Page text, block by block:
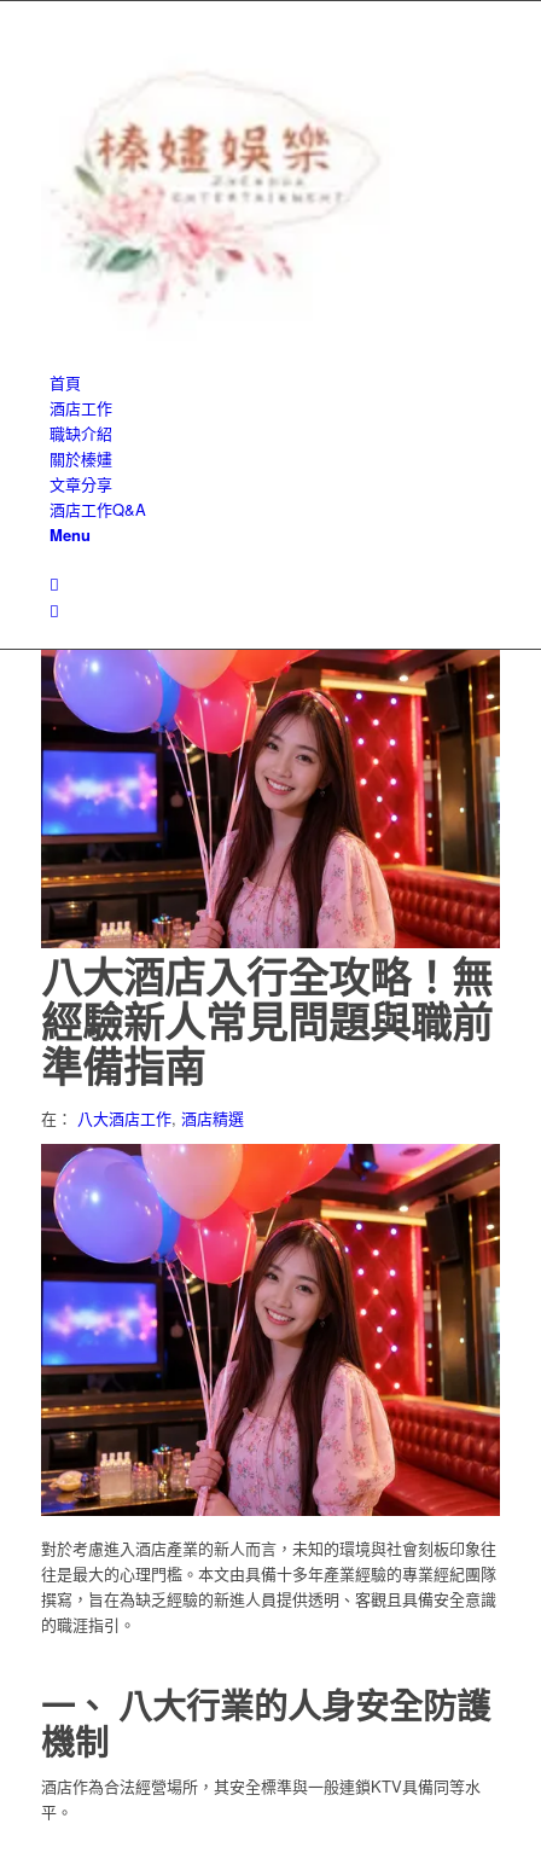
首頁
酒店工作
職缺介紹
關於榛嫿
文章分享
酒店工作Q&A
Menu
八大酒店入行全攻略！無
經驗新人常見問題與職前
準備指南
在： 八大酒店工作, 酒店精選
對於考慮進入酒店產業的新人而言，未知的環境與社會刻板印象往
往是最大的心理門檻。本文由具備十多年產業經驗的專業經紀團隊
撰寫，旨在為缺乏經驗的新進人員提供透明、客觀且具備安全意識
的職涯指引。
一、 八大行業的人身安全防護
機制
酒店作為合法經營場所，其安全標準與一般連鎖KTV具備同等水
平。